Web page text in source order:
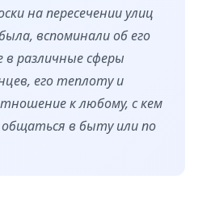
на пересечении улиц
вспоминали об его
в различные сферы
его теплоту и
к любому, с кем
общаться в быту или по